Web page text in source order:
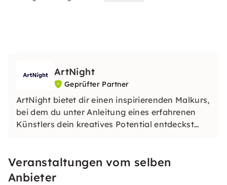
ArtNight
Geprüfter Partner
ArtNight bietet dir einen inspirierenden Malkurs,
bei dem du unter Anleitung eines erfahrenen
Künstlers dein kreatives Potential entdeckst
jedermann, ob Anfänger oder Fortgeschrittener.
Veranstaltungen vom selben
Anbieter